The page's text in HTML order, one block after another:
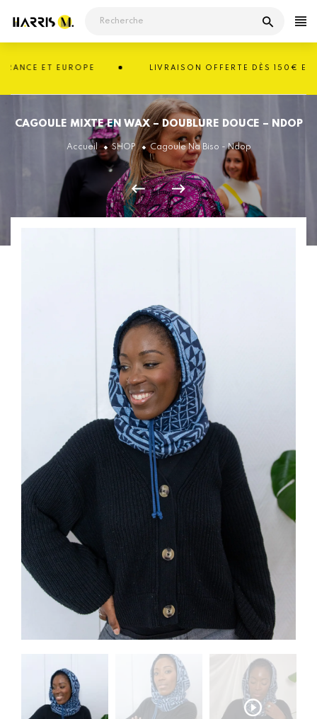
contenu
LIVRAISON OFFERTE DÈS 150€ EN
ET EUROPE
CAGOULE MIXTE EN WAX – DOUBLURE DOUCE – NDOP
Accueil SHOP Cagoule Na Biso - Ndop